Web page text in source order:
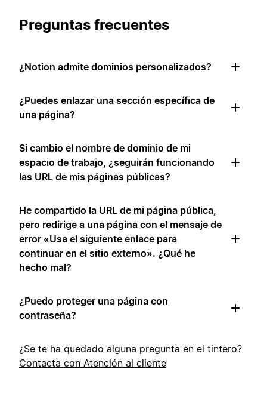
Preguntas frecuentes
¿Notion admite dominios personalizados?
¿Puedes enlazar una sección específica de
una página?
Si cambio el nombre de dominio de mi
espacio de trabajo, ¿seguirán funcionando
las URL de mis páginas públicas?
He compartido la URL de mi página pública,
pero redirige a una página con el mensaje de
error «Usa el siguiente enlace para
continuar en el sitio externo». ¿Qué he
hecho mal?
¿Puedo proteger una página con
contraseña?
¿Se te ha quedado alguna pregunta en el tintero?
Contacta con Atención al cliente